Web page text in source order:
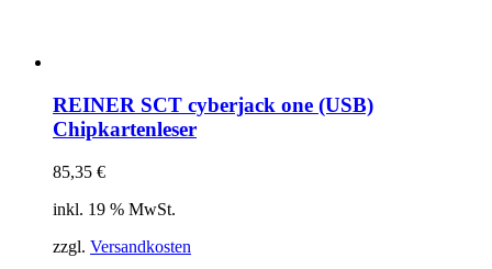
REINER SCT cyberjack one (USB)
Chipkartenleser
85,35 €
inkl. 19 % MwSt.
zzgl. Versandkosten